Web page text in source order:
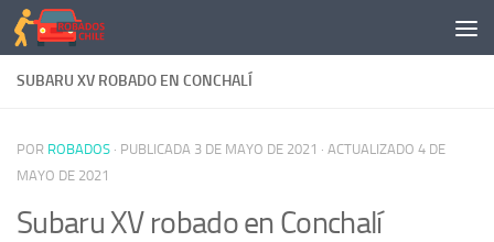
Saltar al contenido
SUBARU XV ROBADO EN CONCHALÍ
POR ROBADOS · PUBLICADA 3 DE MAYO DE 2021 · ACTUALIZADO 4 DE
MAYO DE 2021
Subaru XV robado en Conchalí